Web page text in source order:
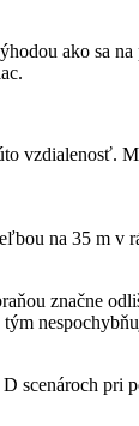
ako sa
vzdialenosť.
na 35 m v
značne
scenároch pri